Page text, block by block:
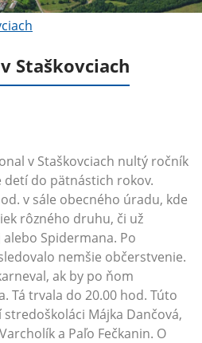
Staškovciach
v Staškovciach nultý ročník
detí do pätnástich rokov.
v sále obecného úradu, kde
rôzného druhu, či už
Spidermana. Po
nemšie občerstvenie.
ak by po ňom
Tá trvala do 20.00 hod. Túto
Májka Dančová,
a Paľo Fečkanin. O